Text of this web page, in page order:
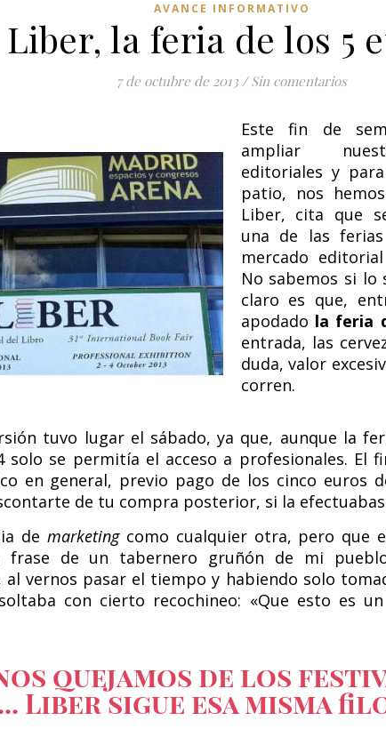
AVANCE INFORMATIVO
Liber, la feria de los 5
7 de octubre de 2013 / Sin comentarios
Este fin de
ampliar
editoriales y
patio, nos
Liber, cita que
una de las
mercado
No sabemos si lo
claro es que,
apodado la feria
entrada, las
duda, valor
corren.
tuvo lugar el sábado, ya que, aunque la
solo se permitía el acceso a profesionales. El
en general, previo pago de los cinco euros
de tu compra posterior, si la
de marketing como cualquier otra, pero que
frase de un tabernero gruñón de mi
al vernos pasar el tiempo y habiendo solo
con cierto recochineo: «Que esto es
quejamos de los
Liber sigue esa misma